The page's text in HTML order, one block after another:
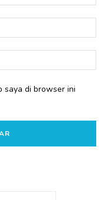
saya di browser ini